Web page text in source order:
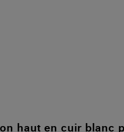
haut en cuir blanc